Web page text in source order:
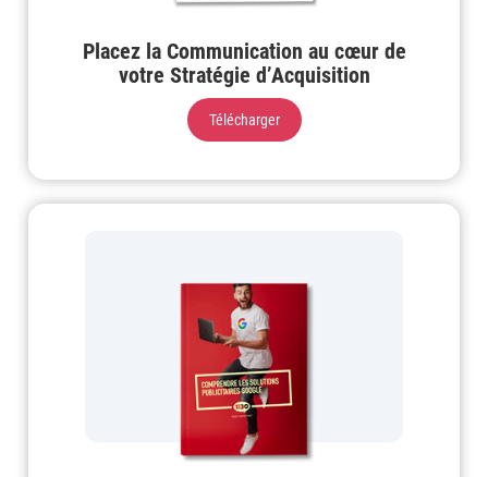
Placez la Communication au cœur de
votre Stratégie d’Acquisition
Télécharger